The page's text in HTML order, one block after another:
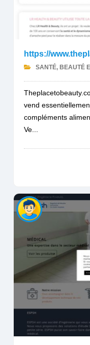
https://
SANTÉ, BEAUTÉ
vend
compléments
Ve...